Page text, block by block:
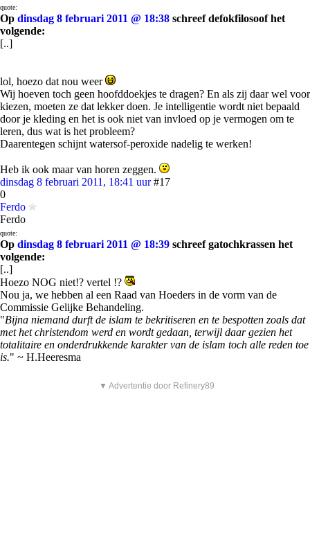
quote:
Op dinsdag 8 februari 2011 @ 18:38 schreef defokfilosoof het
volgende:
[..]
lol, hoezo dat nou weer
Wij hoeven toch geen hoofddoekjes te dragen? En als zij daar wel voor
kiezen, moeten ze dat lekker doen. Je intelligentie wordt niet bepaald
door je kleding en het is ook niet van invloed op je vermogen om te
leren, dus wat is het probleem?
Daarentegen schijnt watersof-peroxide nadelig te werken!
Heb ik ook maar van horen zeggen.
dinsdag 8 februari 2011, 18:41 uur #17
0
Ferdo
Ferdo
quote:
Op dinsdag 8 februari 2011 @ 18:39 schreef gatochkrassen het
volgende:
[..]
Hoezo NOG niet!? vertel !?
Nou ja, we hebben al een Raad van Hoeders in de vorm van de
Commissie Gelijke Behandeling.
"Bijna niemand durft de islam te bekritiseren en te bespotten zoals dat
met het christendom werd en wordt gedaan, terwijl daar gezien het
totalitaire en onderdrukkende karakter van de islam toch alle reden toe
is." ~ H.Heeresma
▼ Advertentie door Refinery89